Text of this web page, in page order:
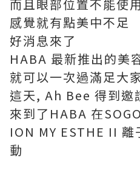
而且眼部位置不能使用
感覺就有點美中不足
好消息來了
HABA 最新推出的美
就可以一次過滿足大
這天, Ah Bee 得到邀
來到了HABA 在
ION MY ESTHE II
動